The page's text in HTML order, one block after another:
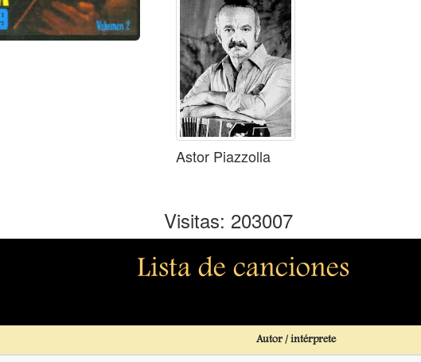
Astor Piazzolla
Visitas: 203007
Lista de canciones
Autor / intérprete